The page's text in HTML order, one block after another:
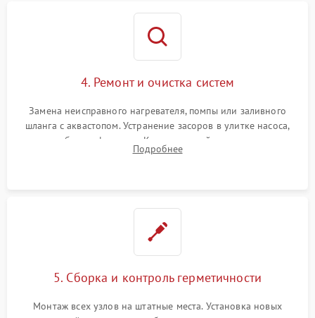
4. Ремонт и очистка систем
Замена неисправного нагревателя, помпы или заливного
шланга с аквастопом. Устранение засоров в улитке насоса,
патрубках и фильтрах. Компонентный ремонт платы
управления, восстановление поврежденной проводки.
Подробнее
5. Сборка и контроль герметичности
Монтаж всех узлов на штатные места. Установка новых